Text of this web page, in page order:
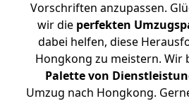
Vorschriften anzupassen.
wir die perfekten
dabei helfen, diese
Hongkong zu meistern. Wir
Palette von
Umzug nach Hongkong.